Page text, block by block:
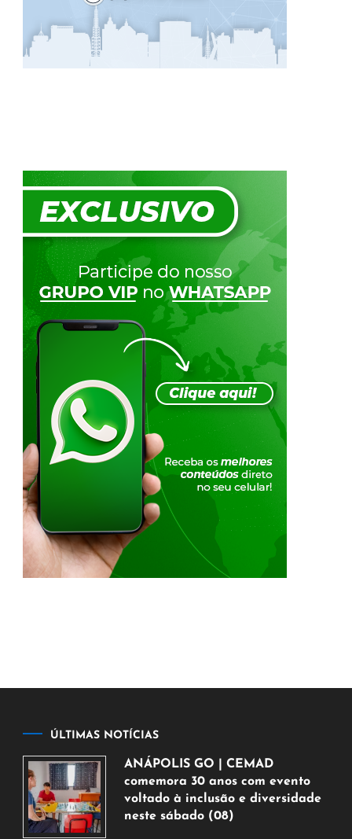
ÚLTIMAS NOTÍCIAS
ANÁPOLIS GO | CEMAD
comemora 30 anos com evento
voltado à inclusão e diversidade
neste sábado (08)